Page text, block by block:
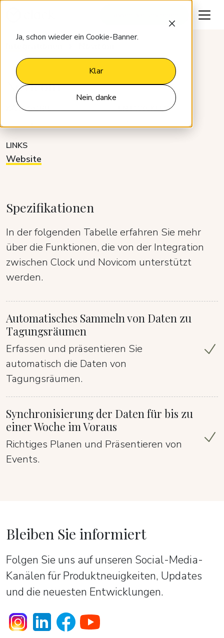
Ja, schon wieder ein Cookie-Banner.
Klar
Nein, danke
Novicom
KATEGORIE ENTWICKLER
LINKS
Website
Spezifikationen
In der folgenden Tabelle erfahren Sie mehr
über die Funktionen, die von der Integration
zwischen Clock und Novicom unterstützt
werden.
Automatisches Sammeln von Daten zu
Tagungsräumen
Erfassen und präsentieren Sie
automatisch die Daten von
Tagungsräumen.
Synchronisierung der Daten für bis zu
einer Woche im Voraus
Richtiges Planen und Präsentieren von
Events.
Bleiben Sie informiert
Folgen Sie uns auf unseren Social-Media-
Kanälen für Produktneuigkeiten, Updates
und die neuesten Entwicklungen.